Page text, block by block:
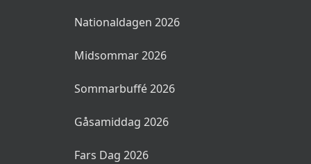
Nationaldagen 2026
Midsommar 2026
Sommarbuffé 2026
Gåsamiddag 2026
Fars Dag 2026